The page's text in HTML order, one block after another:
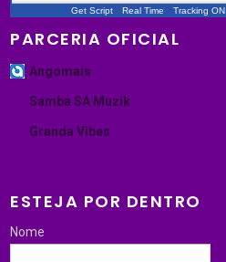
Get Script Real Time Tracking ON
PARCERIA OFICIAL
Angomais
Samba SA Muzik
Granda Vibes
ESTEJA POR DENTRO
Nome